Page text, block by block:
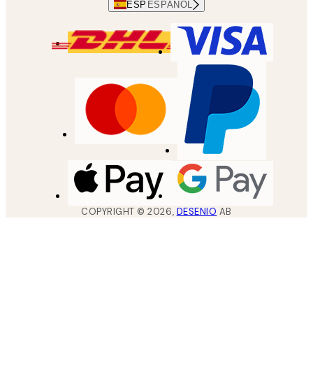
ESP ESPAÑOL
COPYRIGHT ©2026, DESENIO AB